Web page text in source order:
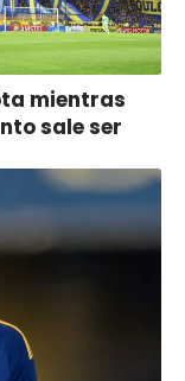
mientras
sale ser